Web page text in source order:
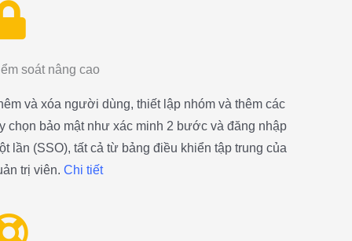
soát nâng cao
và xóa người dùng, thiết lập nhóm và thêm các
chọn bảo mật như xác minh 2 bước và đăng nhập
lần (SSO), tất cả từ bảng điều khiển tập trung của
trị viên. Chi tiết